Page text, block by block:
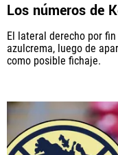
Los números de
El lateral derecho por
azulcrema, luego de
como posible fichaje.